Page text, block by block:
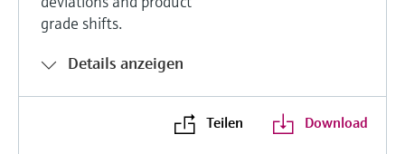
grade shifts.
Details anzeigen
Teilen Download